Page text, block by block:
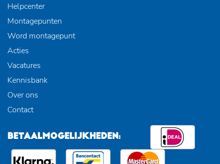
Helpcenter
Montagepunten
Word montagepunt
Acties
Vacatures
Kennisbank
Over ons
Contact
BETAALMOGELIJKHEDEN: